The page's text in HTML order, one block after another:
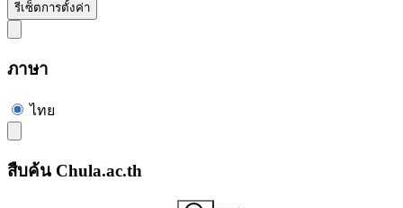
รีเซ็ตการตั้งค่า
ภาษา
ไทย
สืบค้น Chula.ac.th